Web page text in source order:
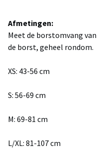
Afmetingen:
Meet de borstomvang
de borst, geheel rondom.
XS: 43-56 cm
S: 56-69 cm
M: 69-81 cm
L/XL: 81-107 cm